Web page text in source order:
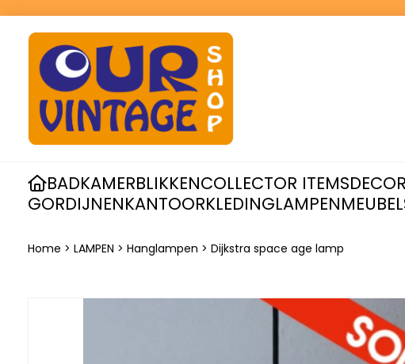
BADKAMERBLIKKENCOLLECTOR ITEMS
GORDIJNENKANTOORKLEDINGLAMPEN
Home > LAMPEN > Hanglampen > Dijkstra space age lamp